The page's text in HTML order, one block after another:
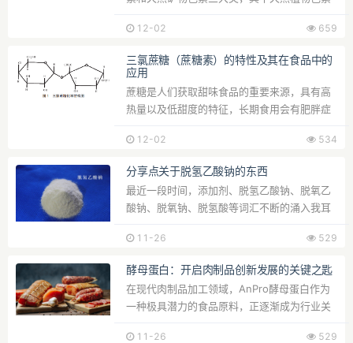
12-02 659
三氯蔗糖（蔗糖素）的特性及其在食品中的
应用
蔗糖是人们获取甜味食品的重要来源，具有高
热量以及低甜度的特征，长期食用会有肥胖症
12-02 534
分享点关于脱氢乙酸钠的东西
最近一段时间，添加剂、脱氢乙酸钠、脱氧乙
酸钠、脱氧钠、脱氢酸等词汇不断的涌入我耳
11-26 529
酵母蛋白：开启肉制品创新发展的关键之匙
在现代肉制品加工领域，AnPro酵母蛋白作为
一种极具潜力的食品原料，正逐渐成为行业关
11-26 529